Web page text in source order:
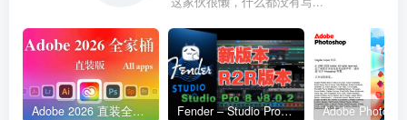
Adobe 2026 直装全家桶完整Win版震撼来袭 Fender – Studio Pro 8 v8.0.2 [R2R] 有音频分离